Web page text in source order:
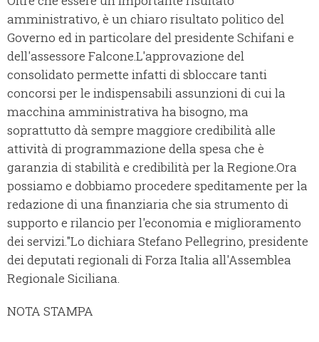
amministrativo, è un chiaro risultato politico del
Governo ed in particolare del presidente Schifani e
dell'assessore Falcone.L'approvazione del
consolidato permette infatti di sbloccare tanti
concorsi per le indispensabili assunzioni di cui la
macchina amministrativa ha bisogno, ma
soprattutto dà sempre maggiore credibilità alle
attività di programmazione della spesa che è
garanzia di stabilità e credibilità per la Regione.Ora
possiamo e dobbiamo procedere speditamente per la
redazione di una finanziaria che sia strumento di
supporto e rilancio per l'economia e miglioramento
dei servizi."Lo dichiara Stefano Pellegrino, presidente
dei deputati regionali di Forza Italia all'Assemblea
Regionale Siciliana.
NOTA STAMPA